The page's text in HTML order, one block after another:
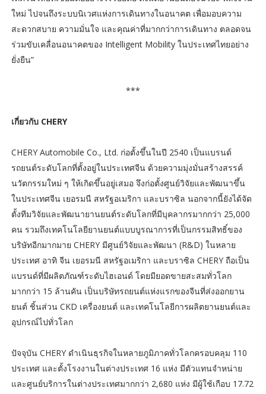
ใหม่ ไปจนถึงระบบนิเวศแห่งการเดินทางในอนาคต เพื่อมอบความ
สะดวกสบาย ความมั่นใจ และคุณค่าที่มากกว่าการเดินทาง ตลอดจน
ร่วมขับเคลื่อนอนาคตของ Intelligent Mobility ในประเทศไทยอย่าง
ยั่งยืน”
***
เกี่ยวกับ CHERY
CHERY Automobile Co., Ltd. ก่อตั้งขึ้นในปี 2540 เป็นแบรนด์
รถยนต์ระดับโลกที่ตั้งอยู่ในประเทศจีน ด้วยความมุ่งมั่นสร้างสรรค์
นวัตกรรมใหม่ ๆ ให้เกิดขึ้นอยู่เสมอ จึงก่อตั้งศูนย์วิจัยและพัฒนาขึ้น
ในประเทศจีน เยอรมนี สหรัฐอเมริกา และบราซิล นอกจากนี้ยังได้จัด
ตั้งทีมวิจัยและพัฒนายานยนต์ระดับโลกที่มีบุคลากรมากกว่า 25,000
คน รวมถึงเทคโนโลยียานยนต์แบบบูรณาการที่เป็นกรรมสิทธิ์ของ
บริษัทอีกมากมาย CHERY มีศูนย์วิจัยและพัฒนา (R&D) ในหลาย
ประเทศ อาทิ จีน เยอรมนี สหรัฐอเมริกา และบราซิล CHERY ถือเป็น
แบรนด์ที่มีผลิตภัณฑ์ระดับไฮเอนด์ โดยมียอดขายสะสมทั่วโลก
มากกว่า 15 ล้านคัน เป็นบริษัทรถยนต์แห่งแรกของจีนที่ส่งออกยาน
ยนต์ ชิ้นส่วน CKD เครื่องยนต์ และเทคโนโลยีการผลิตยานยนต์และ
อุปกรณ์ไปทั่วโลก
ปัจจุบัน CHERY ดำเนินธุรกิจในหลายภูมิภาคทั่วโลกครอบคลุม 110
ประเทศ และตั้งโรงงานในต่างประเทศ 16 แห่ง มีตัวแทนจำหน่าย
และศูนย์บริการในต่างประเทศมากกว่า 2,680 แห่ง มีผู้ใช้เกือบ 17.72